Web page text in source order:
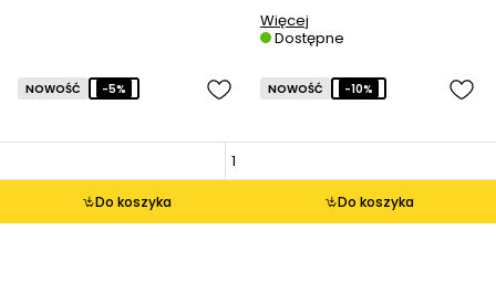
Więcej
Dostępne
Do koszyka
NOWOŚĆ -5%
Do koszyka
NOWOŚĆ -10%